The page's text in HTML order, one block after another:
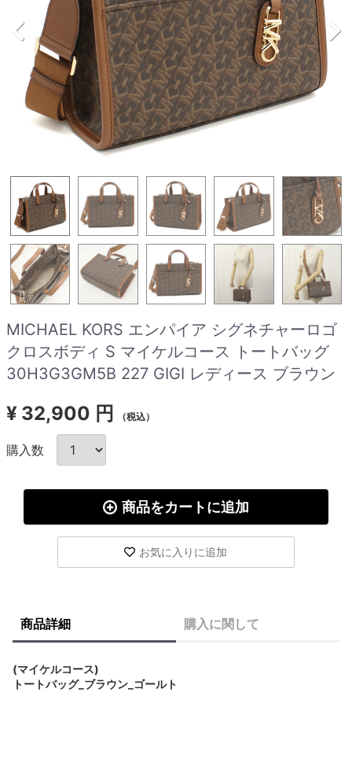
MICHAEL KORS エンパイア シグネチャーロゴ
クロスボディ S マイケルコース トートバッグ
30H3G3GM5B 227 GIGI レディース ブラウン
¥ 32,900 円 （税込）
購入数
商品をカートに追加
お気に入りに追加
商品詳細 購入に関して
(マイケルコース)
トートバッグ_ブラウン_ゴールト